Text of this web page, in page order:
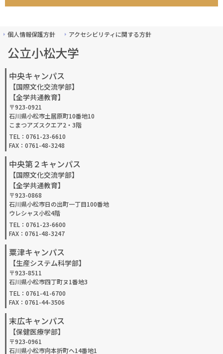
個人情報保護方針 アクセシビリティに関する方針
公立小松大学
中央キャンパス
【国際文化交流学部】
【全学共通教育】
〒923-0921
石川県小松市土居原町10番地10
こまつアズスクエア2・3階
TEL：0761-23-6610
FAX：0761-48-3248
中央第２キャンパス
【国際文化交流学部】
【全学共通教育】
〒923-0868
石川県小松市日の出町一丁目100番地
ウレシャス小松4階
TEL：0761-23-6600
FAX：0761-48-3247
粟津キャンパス
【生産システム科学部】
〒923-8511
石川県小松市四丁町ヌ1番地3
TEL：0761-41-6700
FAX：0761-44-3506
末広キャンパス
【保健医療学部】
〒923-0961
石川県小松市向本折町ヘ14番地1